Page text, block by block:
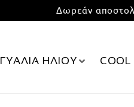
Δωρεάν
ΓΥΑΛΙΑ ΗΛΙΟΥ COOL